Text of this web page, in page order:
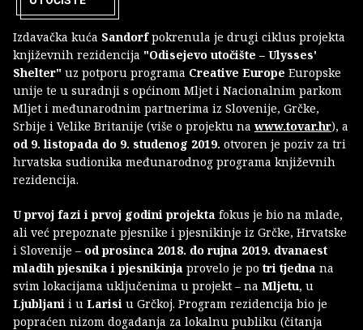
Izdavačka kuća Sandorfpokrenula je drugi ciklus projekta
književnih rezidencija "Odisejevo utočište – Ulysses'
Shelter" uz potporu programa Creative Europe Europske
unije te u suradnji s općinom Mljet i Nacionalnim parkom
Mljet i međunarodnim partnerima iz Slovenije, Grčke,
Srbije i Velike Britanije (više o projektu na www.tovar.hr), a
od 9. listopada do 9. studenog 2019. otvoren je poziv za tri
hrvatska sudionika međunarodnog programa književnih
rezidencija.
U prvoj fazi i prvoj godini projekta fokus je bio na mlade,
ali već prepoznate pjesnike i pjesnikinje iz Grčke, Hrvatske
i Slovenije – od prosinca 2018. do rujna 2019. dvanaest
mladih pjesnika i pjesnikinja provelo je po tri tjedna na
svim lokacijama uključenima u projekt – na Mljetu, u
Ljubljani i u Larisi u Grčkoj. Program rezidencija bio je
popraćen nizom događanja za lokalnu publiku (čitanja